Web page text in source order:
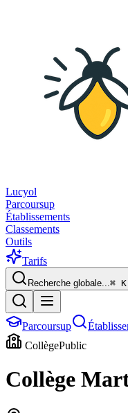
Lucyol
Parcoursup
Établissements
Classements
Outils
Tarifs
Recherche globale...⌘ K
Parcoursup
CollègePublic
Collège